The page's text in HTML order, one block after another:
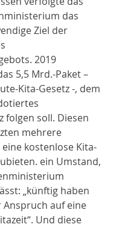
das
Ziel der
2019
5,5 Mrd.-Paket –
Kita-Gesetz -, dem
folgen soll. Diesen
mehrere
kostenlose Kita-
ein Umstand,
„künftig haben
Anspruch auf eine
Und diese